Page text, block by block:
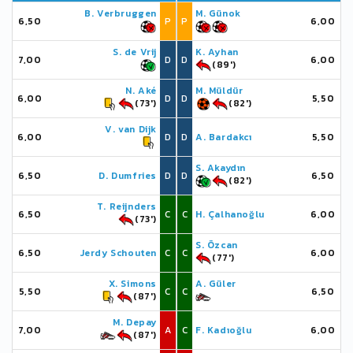
6,50
B. Verbruggen
P
7,00
S. de Vrij
D
6,00
N. Aké
(73')
D
6,00
V. van Dijk
D
6,50 D. Dumfries D
6,50
T. Reijnders
(73')
C
6,50 Jerdy Schouten C
5,50
X. Simons
(87')
C
7,00
M. Depay
(87')
A
P
M. Günok
6,00
D
K. Ayhan
(89')
6,00
D
M. Müldür
(82')
5,50
D A. Bardakcı 5,50
D
S. Akaydın
(82')
6,50
C H. Çalhanoğlu 6,00
C
S. Özcan
(77')
6,00
C
A. Güler
6,50
C F. Kadıoğlu 6,00